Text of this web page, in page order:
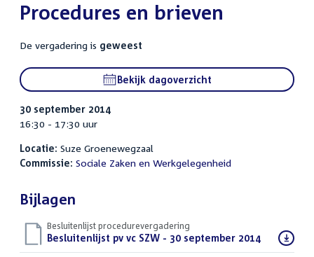
:Procedures en brieven
De vergadering is geweest
Bekijk dagoverzicht
30 september 2014
16:30 - 17:30 uur
Locatie: Suze Groenewegzaal
Commissie: Sociale Zaken en Werkgelegenheid
Bijlagen
Besluitenlijst procedurevergadering
Download
bestand:
Besluitenlijst pv vc SZW - 30 september 2014(PDF)